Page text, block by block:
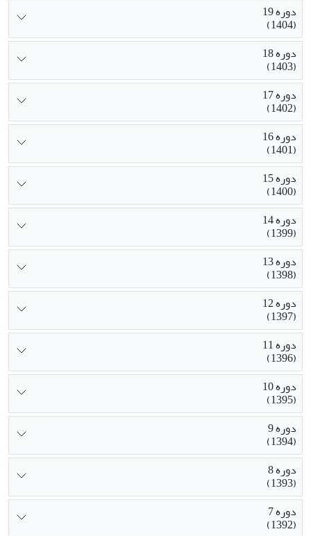
دوره 19
(1404)
دوره 18
(1403)
دوره 17
(1402)
دوره 16
(1401)
دوره 15
(1400)
دوره 14
(1399)
دوره 13
(1398)
دوره 12
(1397)
دوره 11
(1396)
دوره 10
(1395)
دوره 9
(1394)
دوره 8
(1393)
دوره 7
(1392)